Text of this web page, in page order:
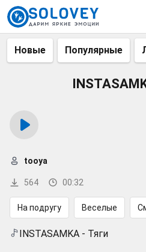
Новые Популярные
564 00:32
tooya
На подругу Веселые
INSTASAMKA - Тяги